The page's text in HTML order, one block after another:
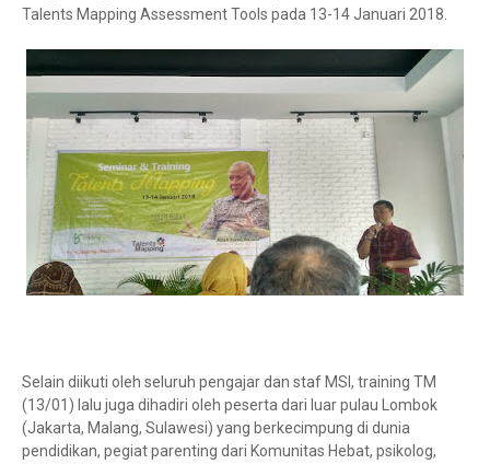
Talents Mapping Assessment Tools pada 13-14 Januari 2018.
Selain diikuti oleh seluruh pengajar dan staf MSI, training TM
(13/01) lalu juga dihadiri oleh peserta dari luar pulau Lombok
(Jakarta, Malang, Sulawesi) yang berkecimpung di dunia
pendidikan, pegiat parenting dari Komunitas Hebat, psikolog,